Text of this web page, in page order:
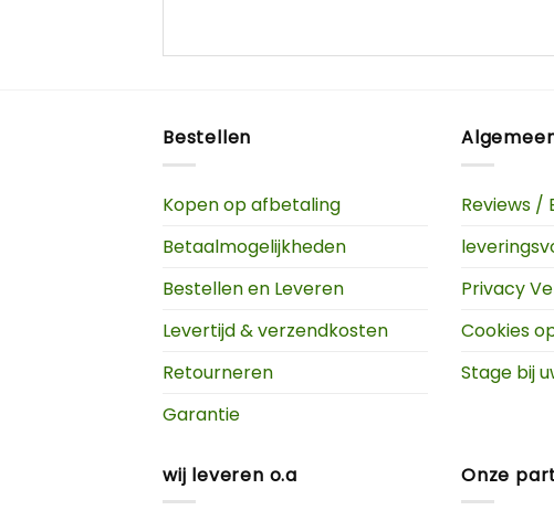
Bestellen
Kopen op afbetaling
Betaalmogelijkheden
Bestellen en Leveren
Levertijd & verzendkosten
Retourneren
Garantie
Reviews /
Privacy
Cookies
Stage bij
wij leveren o.a Onze